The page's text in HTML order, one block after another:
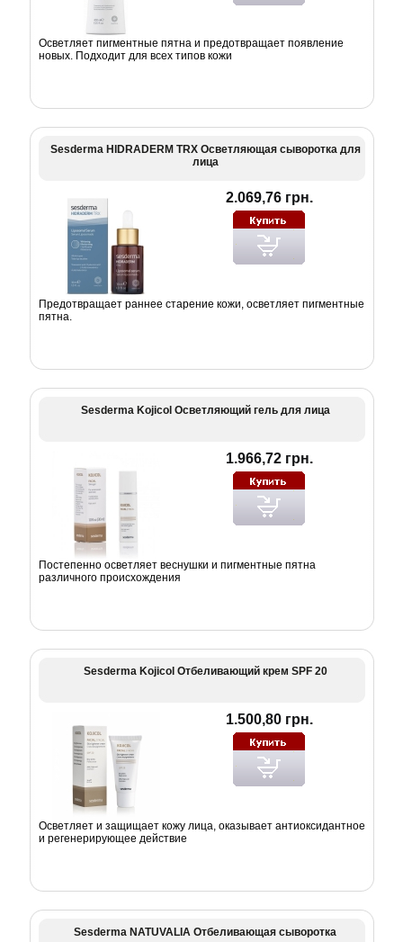
Осветляет пигментные пятна и предотвращает появление
новых. Подходит для всех типов кожи
Sesderma HIDRADERM TRX Осветляющая сыворотка для
лица
2.069,76 грн.
Предотвращает раннее старение кожи, осветляет пигментные
пятна.
Sesderma Kojicol Осветляющий гель для лица
1.966,72 грн.
Постепенно осветляет веснушки и пигментные пятна
различного происхождения
Sesderma Kojicol Отбеливающий крем SPF 20
1.500,80 грн.
Осветляет и защищает кожу лица, оказывает антиоксидантное
и регенерирующее действие
Sesderma NATUVALIA Отбеливающая сыворотка